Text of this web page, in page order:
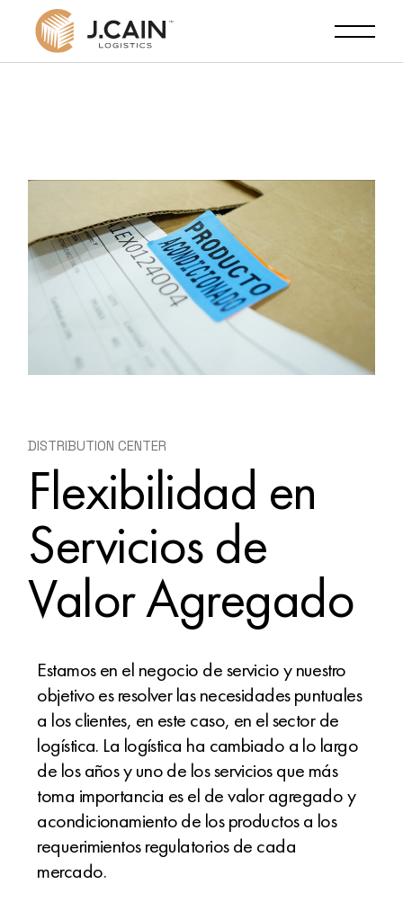
DISTRIBUTION CENTER
Flexibilidad en
Servicios de
Valor Agregado
Estamos en el negocio de servicio y nuestro
objetivo es resolver las necesidades puntuales
a los clientes, en este caso, en el sector de
logística. La logística ha cambiado a lo largo
de los años y uno de los servicios que más
toma importancia es el de valor agregado y
acondicionamiento de los productos a los
requerimientos regulatorios de cada
mercado.